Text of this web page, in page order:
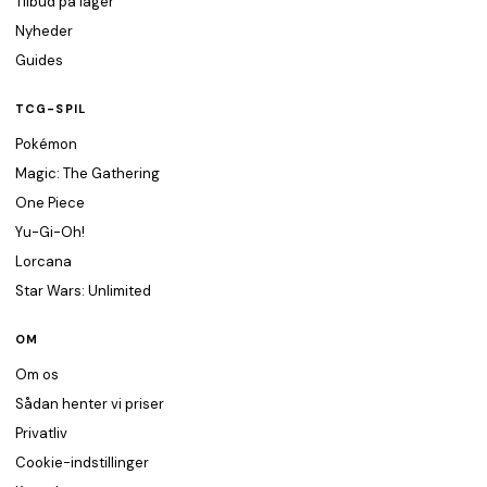
Nyheder
Guides
TCG-SPIL
Pokémon
Magic: The Gathering
One Piece
Yu-Gi-Oh!
Lorcana
Star Wars: Unlimited
OM
Om os
Sådan henter vi priser
Privatliv
Cookie-indstillinger